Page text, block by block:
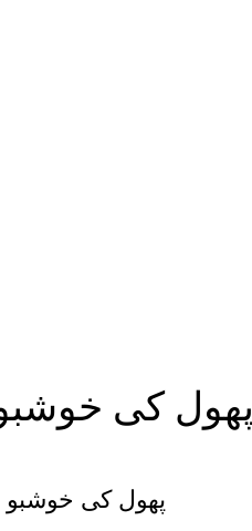
پھول کی
پھول کی خوشبو